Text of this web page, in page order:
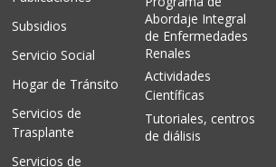
Subsidios
Servicio Social
Hogar de Tránsito
Servicios de
Trasplante
Servicios de
Abordaje Integral
de Enfermedades
Renales
Actividades
Científicas
Tutoriales, centros
de diálisis